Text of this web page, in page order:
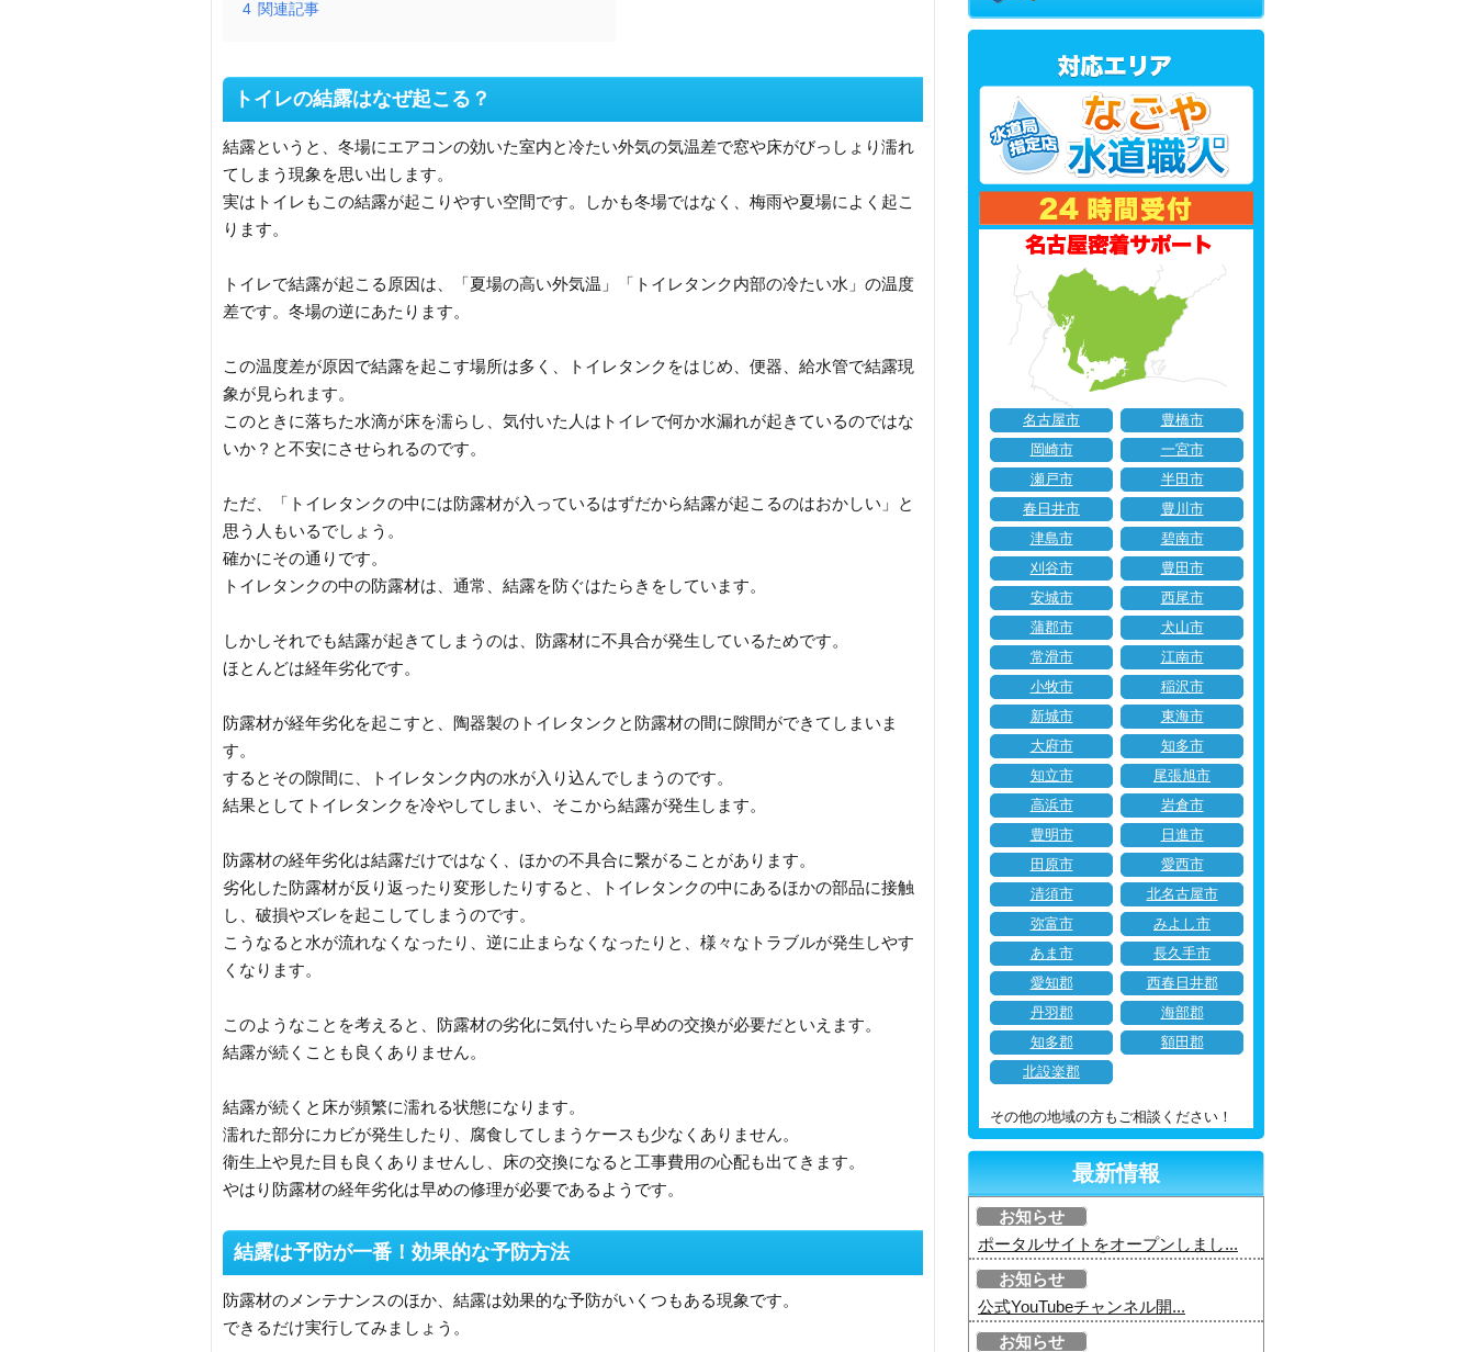
4 関連記事
トイレの結露はなぜ起こる？
結露というと、冬場にエアコンの効いた室内と冷たい外気の気温差で窓や床がびっしょり濡れ
てしまう現象を思い出します。
実はトイレもこの結露が起こりやすい空間です。しかも冬場ではなく、梅雨や夏場によく起こ
ります。
トイレで結露が起こる原因は、「夏場の高い外気温」「トイレタンク内部の冷たい水」の温度
差です。冬場の逆にあたります。
この温度差が原因で結露を起こす場所は多く、トイレタンクをはじめ、便器、給水管で結露現
象が見られます。
このときに落ちた水滴が床を濡らし、気付いた人はトイレで何か水漏れが起きているのではな
いか？と不安にさせられるのです。
ただ、「トイレタンクの中には防露材が入っているはずだから結露が起こるのはおかしい」と
思う人もいるでしょう。
確かにその通りです。
トイレタンクの中の防露材は、通常、結露を防ぐはたらきをしています。
しかしそれでも結露が起きてしまうのは、防露材に不具合が発生しているためです。
ほとんどは経年劣化です。
防露材が経年劣化を起こすと、陶器製のトイレタンクと防露材の間に隙間ができてしまいま
す。
するとその隙間に、トイレタンク内の水が入り込んでしまうのです。
結果としてトイレタンクを冷やしてしまい、そこから結露が発生します。
防露材の経年劣化は結露だけではなく、ほかの不具合に繋がることがあります。
劣化した防露材が反り返ったり変形したりすると、トイレタンクの中にあるほかの部品に接触
し、破損やズレを起こしてしまうのです。
こうなると水が流れなくなったり、逆に止まらなくなったりと、様々なトラブルが発生しやす
くなります。
このようなことを考えると、防露材の劣化に気付いたら早めの交換が必要だといえます。
結露が続くことも良くありません。
結露が続くと床が頻繁に濡れる状態になります。
濡れた部分にカビが発生したり、腐食してしまうケースも少なくありません。
衛生上や見た目も良くありませんし、床の交換になると工事費用の心配も出てきます。
やはり防露材の経年劣化は早めの修理が必要であるようです。
結露は予防が一番！効果的な予防方法
防露材のメンテナンスのほか、結露は効果的な予防がいくつもある現象です。
できるだけ実行してみましょう。
名古屋市
豊橋市
岡崎市
一宮市
瀬戸市
半田市
春日井市
豊川市
津島市
碧南市
刈谷市
豊田市
安城市
西尾市
蒲郡市
犬山市
常滑市
江南市
小牧市
稲沢市
新城市
東海市
大府市
知多市
知立市
尾張旭市
高浜市
岩倉市
豊明市
日進市
田原市
愛西市
清須市
北名古屋市
弥富市
みよし市
あま市
長久手市
愛知郡
西春日井郡
丹羽郡
海部郡
知多郡
額田郡
北設楽郡
その他の地域の方もご相談ください！
最新情報
お知らせ
ポータルサイトをオープンしまし...
お知らせ
公式YouTubeチャンネル開...
お知らせ